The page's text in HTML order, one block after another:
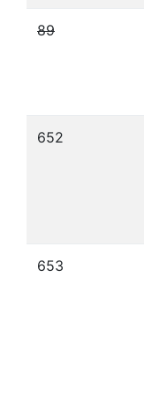
89
652
653